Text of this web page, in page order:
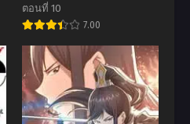
ตอนที่ 10
7.00